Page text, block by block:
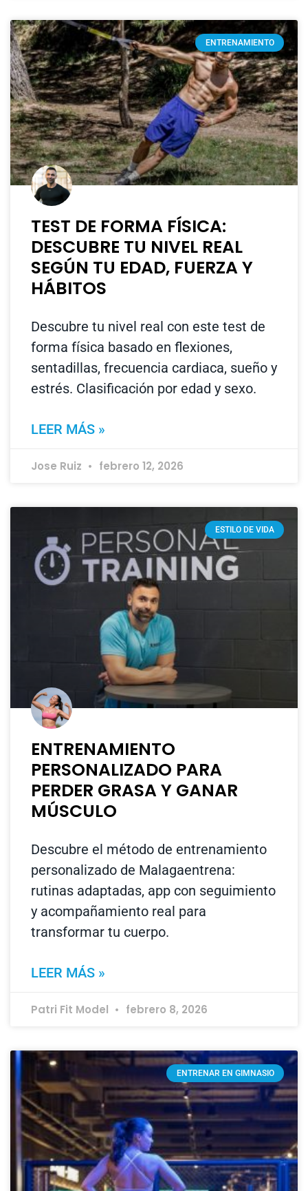
ENTRENAMIENTO
TEST DE FORMA FÍSICA:
DESCUBRE TU NIVEL REAL
SEGÚN TU EDAD, FUERZA Y
HÁBITOS
Descubre tu nivel real con este test de
forma física basado en flexiones,
sentadillas, frecuencia cardiaca, sueño y
estrés. Clasificación por edad y sexo.
LEER MÁS »
Jose Ruiz febrero 12, 2026
ESTILO DE VIDA
ENTRENAMIENTO
PERSONALIZADO PARA
PERDER GRASA Y GANAR
MÚSCULO
Descubre el método de entrenamiento
personalizado de Malagaentrena:
rutinas adaptadas, app con seguimiento
y acompañamiento real para
transformar tu cuerpo.
LEER MÁS »
Patri Fit Model febrero 8, 2026
ENTRENAR EN GIMNASIO